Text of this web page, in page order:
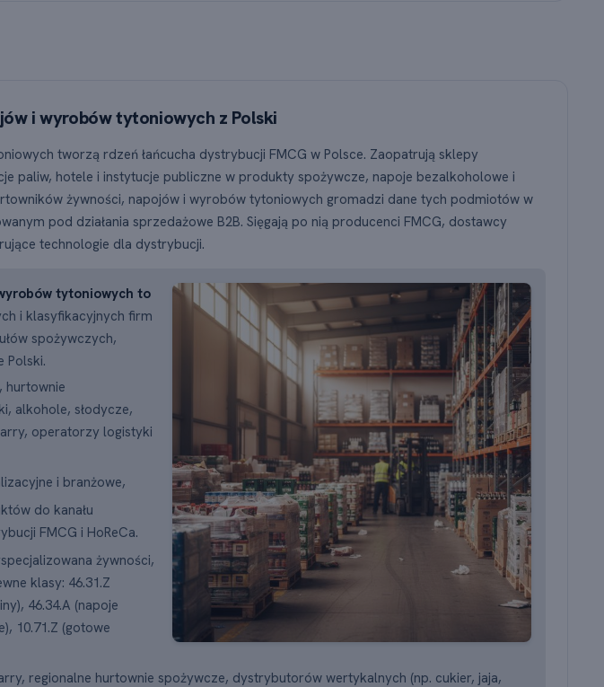
i wyrobów tytoniowych z Polski
tworzą rdzeń łańcucha dystrybucji FMCG w Polsce. Zaopatrują sklepy
paliw, hotele i instytucje publiczne w produkty spożywcze, napoje bezalkoholowe i
żywności, napojów i wyrobów tytoniowych gromadzi dane tych podmiotów w
pod działania sprzedażowe B2B. Sięgają po nią producenci FMCG, dostawcy
technologie dla dystrybucji.
tytoniowych to
i klasyfikacyjnych firm
spożywczych,
Polski.
hurtownie
alkohole, słodycze,
operatorzy logistyki
i branżowe,
do kanału
FMCG i HoReCa.
żywności,
klasy: 46.31.Z
46.34.A (napoje
10.71.Z (gotowe
regionalne hurtownie spożywcze, dystrybutorów wertykalnych (np. cukier, jaja,